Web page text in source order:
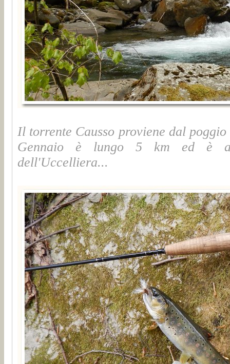
Il torrente Causso proviene dal
Gennaio è lungo 5 km ed è
dell'Uccelliera...